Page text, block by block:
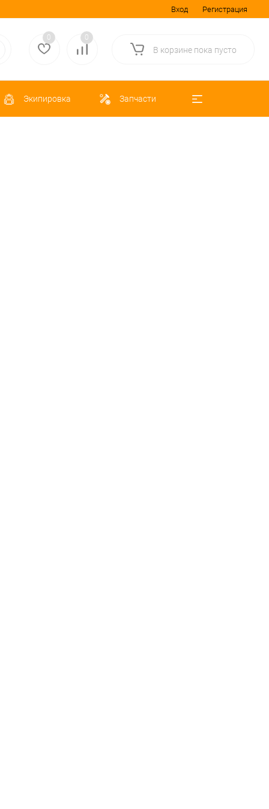
Вход Регистрация
0 0
В корзине пока пусто
Экипировка Запчасти